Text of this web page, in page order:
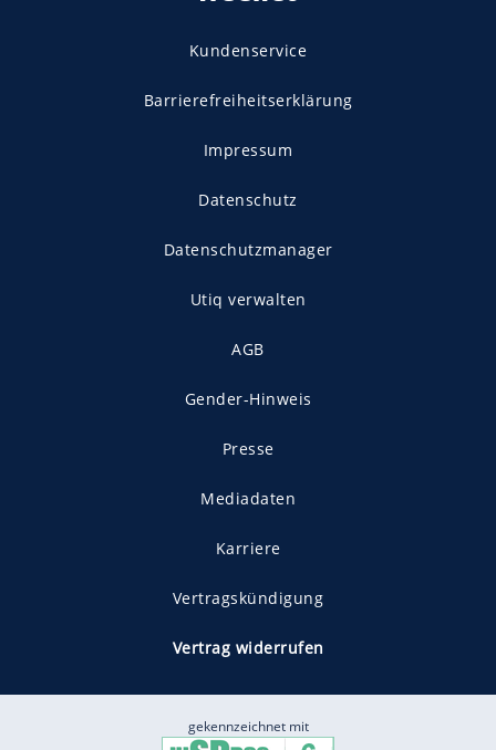
Kundenservice
Barrierefreiheitserklärung
Impressum
Datenschutz
Datenschutzmanager
Utiq verwalten
AGB
Gender-Hinweis
Presse
Mediadaten
Karriere
Vertragskündigung
Vertrag widerrufen
gekennzeichnet mit